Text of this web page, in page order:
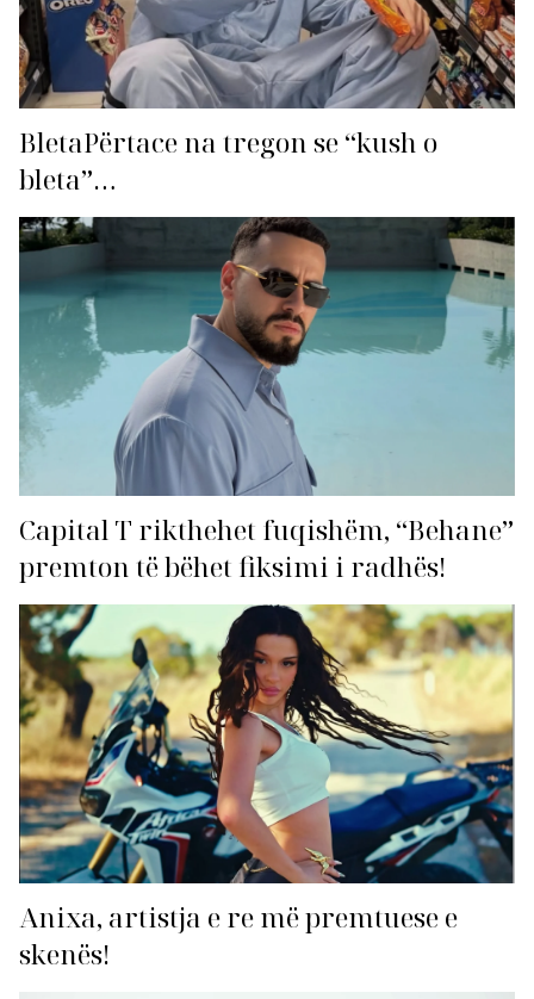
BletaPërtace na tregon se “kush o
bleta”…
Capital T rikthehet fuqishëm, “Behane”
premton të bëhet fiksimi i radhës!
Anixa, artistja e re më premtuese e
skenës!